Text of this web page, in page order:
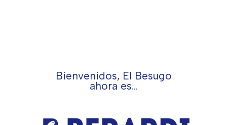
Bienvenidos, El Besugo
ahora es...